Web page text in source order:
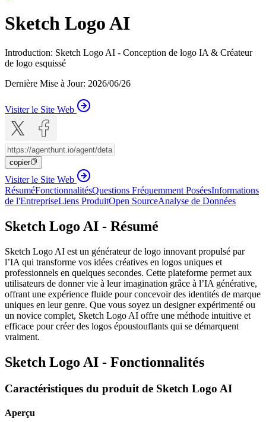
Sketch Logo AI
Introduction: Sketch Logo AI - Conception de logo IA & Créateur
de logo esquissé
Dernière Mise à Jour: 2026/06/26
Visiter le Site Web
copier
Visiter le Site Web
RésuméFonctionnalitésQuestions Fréquemment PoséesInformations
de l'EntrepriseLiens ProduitOpen SourceAnalyse de Données
Sketch Logo AI - Résumé
Sketch Logo AI est un générateur de logo innovant propulsé par
l’IA qui transforme vos idées créatives en logos uniques et
professionnels en quelques secondes. Cette plateforme permet aux
utilisateurs de donner vie à leur imagination grâce à l’IA générative,
offrant une expérience fluide pour concevoir des identités de marque
uniques en leur genre. Que vous soyez un designer expérimenté ou
un novice complet, Sketch Logo AI offre une méthode intuitive et
efficace pour créer des logos époustouflants qui se démarquent
vraiment.
Sketch Logo AI - Fonctionnalités
Caractéristiques du produit de Sketch Logo AI
Aperçu